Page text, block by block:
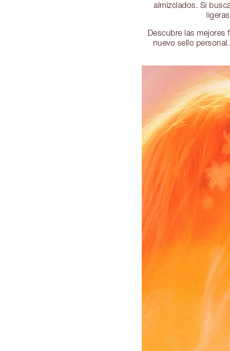
almizclados. Si
Descubre las mejores
nuevo sello